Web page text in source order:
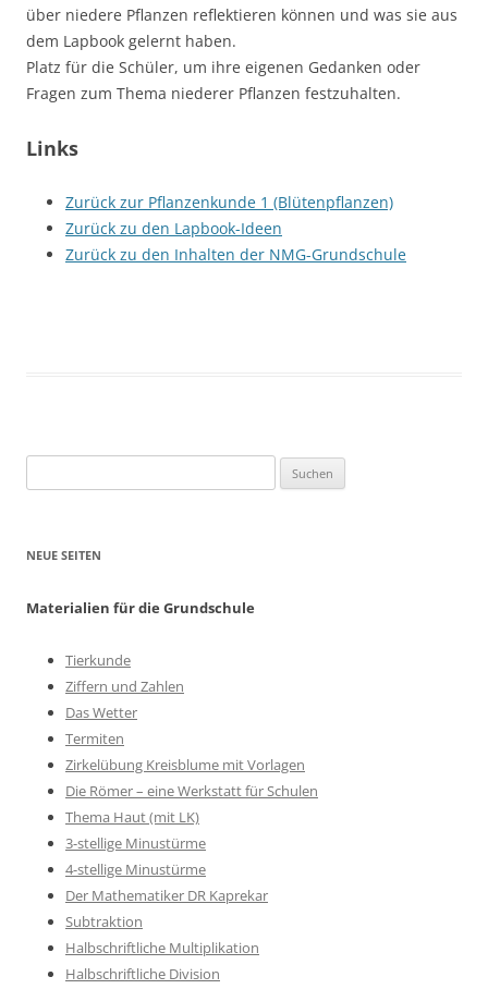
über niedere Pflanzen reflektieren können und was sie aus
dem Lapbook gelernt haben.
Platz für die Schüler, um ihre eigenen Gedanken oder
Fragen zum Thema niederer Pflanzen festzuhalten.
Links
Zurück zur Pflanzenkunde 1 (Blütenpflanzen)
Zurück zu den Lapbook-Ideen
Zurück zu den Inhalten der NMG-Grundschule
nach:
NEUE SEITEN
Materialien für die Grundschule
Tierkunde
Ziffern und Zahlen
Das Wetter
Termiten
Zirkelübung Kreisblume mit Vorlagen
Die Römer – eine Werkstatt für Schulen
Thema Haut (mit LK)
3-stellige Minustürme
4-stellige Minustürme
Der Mathematiker DR Kaprekar
Subtraktion
Halbschriftliche Multiplikation
Halbschriftliche Division